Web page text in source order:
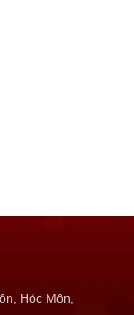
Hóc Môn,